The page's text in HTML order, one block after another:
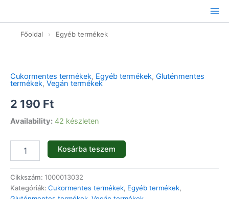
tartalomhoz
Főoldal › Egyéb termékek
Cukormentes termékek, Egyéb termékek, Gluténmentes
termékek, Vegán termékek
2 190 Ft
Availability: 42 készleten
-
mennyiség
Kosárba teszem
Cikkszám: 1000013032
Kategóriák: Cukormentes termékek, Egyéb termékek,